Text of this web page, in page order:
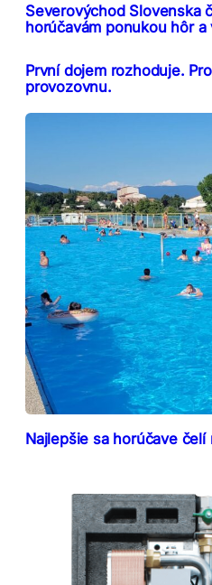
Severovýchod Slovenska
horúčavám ponukou hôr a
První dojem rozhoduje.
provozovnu.
Najlepšie sa horúčave čelí